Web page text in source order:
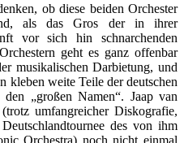
ob diese beiden Orchester
als das Gros der in ihrer
vor sich hin schnarchenden
geht es ganz offenbar
musikalischen Darbietung, und
kleben weite Teile der deutschen
„großen Namen“. Jaap van
umfangreicher Diskografie,
des von ihm
Orchestra) noch nicht einmal